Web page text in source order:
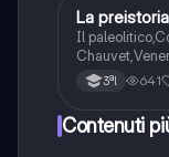
Storia dell'arte
La preistoria
Il
Sumeri,Le
3ªl 641
Contenuti